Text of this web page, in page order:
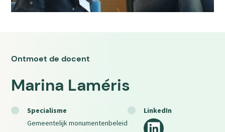
Marina Laméris
Ontmoet de docent
Specialisme
Gemeentelijk monumentenbeleid
Social
media
LinkedIn